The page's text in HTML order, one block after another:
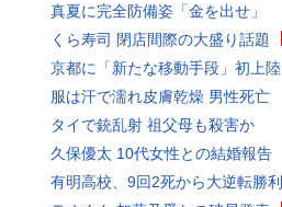
真夏に完全防備姿「金を出せ」
くら寿司 閉店間際の大盛り話題
京都に「新たな移動手段」初上陸
服は汗で濡れ皮膚乾燥 男性死亡
タイで銃乱射 祖父母も殺害か
久保優太 10代女性との結婚報告
有明高校、9回2死から大逆転勝利